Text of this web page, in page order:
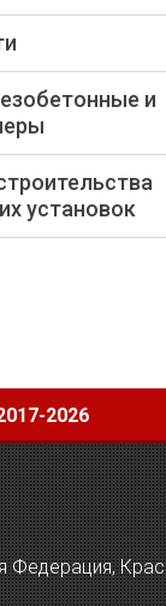
установок
2026
Федерация,